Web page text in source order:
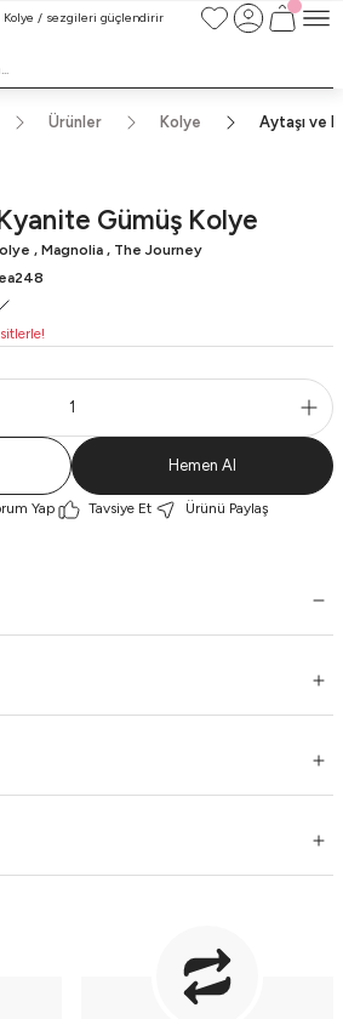
ÜCRETSİZ KARGO ve TAKSİT İMKANLARI
DÜNYASINA HOŞ GELDİNİZ
SAKLAYACAĞINIZ ANLAMLI BİR PARÇA
EL YAPIMI TASARIMLAR
Ürünler Kolye Aytaşı ve
Gümüş Kolye
, Magnolia , The Journey
Hemen Al
Yap Tavsiye Et
Ürünü Paylaş